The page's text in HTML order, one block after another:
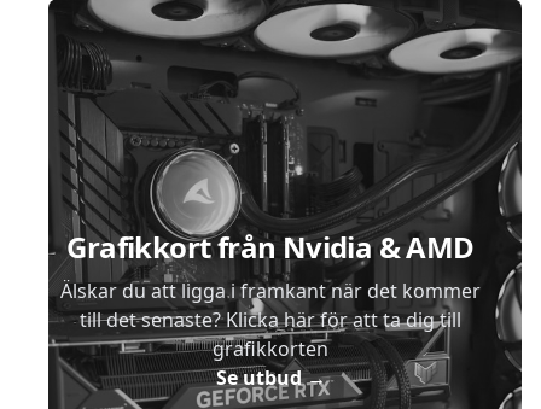
Grafikkort från Nvidia & AMD
Älskar du att ligga i framkant när det kommer
till det senaste? Klicka här för att ta dig till
grafikkorten
Se utbud→